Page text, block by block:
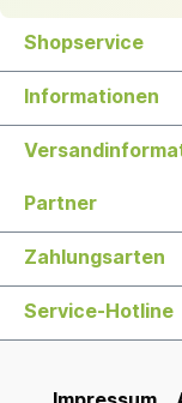
Shopservice
Informationen
Partner
Zahlungsarten
Service-Hotline